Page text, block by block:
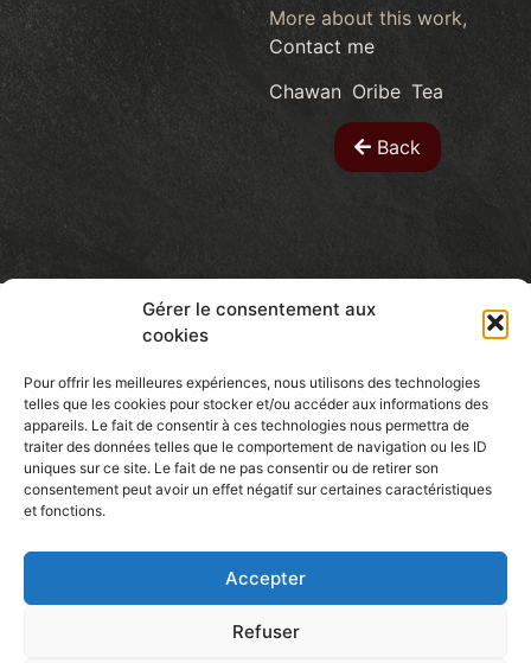
Gérer le consentement aux
cookies
Pour offrir les meilleures expériences, nous utilisons des technologies
telles que les cookies pour stocker et/ou accéder aux informations des
appareils. Le fait de consentir à ces technologies nous permettra de
traiter des données telles que le comportement de navigation ou les ID
uniques sur ce site. Le fait de ne pas consentir ou de retirer son
consentement peut avoir un effet négatif sur certaines caractéristiques
et fonctions.
Accepter
Refuser
More about this work,
Contact me
Chawan, Oribe, Tea
Back
Patcassone
CERAMIC ARTIST
Find Me Here